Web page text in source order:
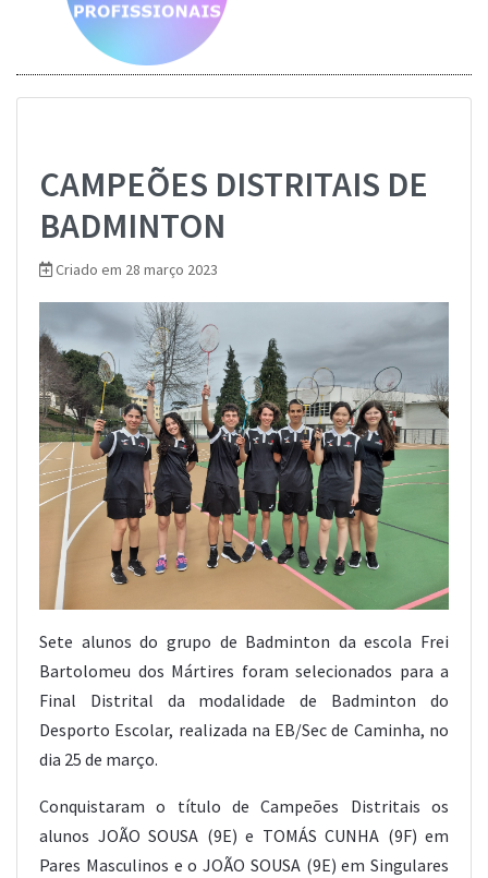
Saber mais...
CAMPEÕES DISTRITAIS DE
BADMINTON
Criado em 28 março 2023
Sete alunos do grupo de Badminton da escola Frei
Bartolomeu dos Mártires foram selecionados para a
Final Distrital da modalidade de Badminton do
Desporto Escolar, realizada na EB/Sec de Caminha, no
dia 25 de março.
Conquistaram o título de Campeões Distritais os
alunos JOÃO SOUSA (9E) e TOMÁS CUNHA (9F) em
Pares Masculinos e o JOÃO SOUSA (9E) em Singulares